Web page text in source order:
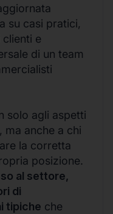
su casi pratici,
e
di un team
solo agli aspetti
anche a chi
la corretta
posizione.
al settore,
di
tipiche che